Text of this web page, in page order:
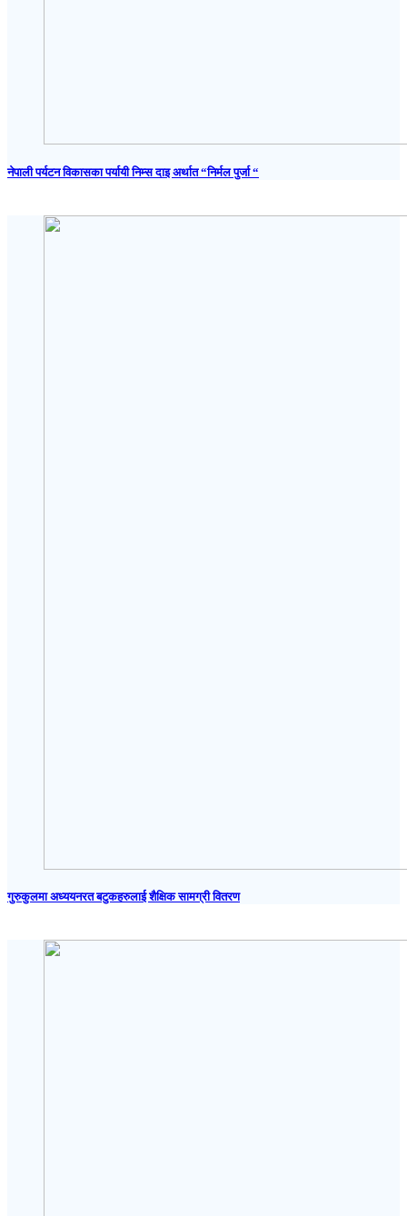
नेपाली पर्यटन विकासका पर्यायी निम्स दाइ अर्थात “निर्मल पुर्जा “
गुरुकुलमा अध्ययनरत बटुकहरुलाई शैक्षिक सामग्री वितरण